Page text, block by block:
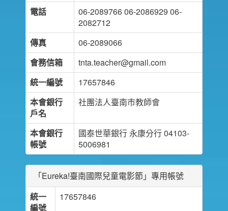
電話
06-2089766 06-2086929 06-
2082712
傳真
06-2089066
會務信箱
tnta.teacher@gmail.com
統一編號
17657846
本會銀行
戶名
社團法人臺南市教師會
本會銀行
帳號
國泰世華銀行 永康分行 04103-
5006981
「Eureka!臺南國際兒童電影節」專用帳號
統一
編號
17657846